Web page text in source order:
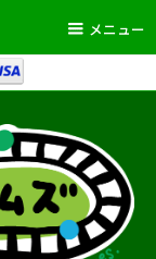
メニュー